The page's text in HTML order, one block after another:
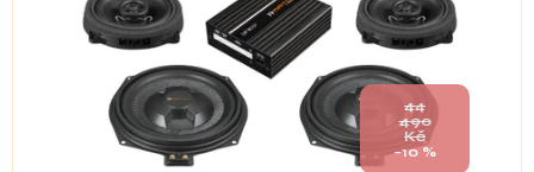
44
490
Kč
–10 %